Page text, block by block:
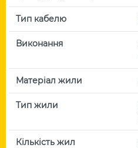
Тип кабелю
Виконання
Матеріал жили
Тип жили
Кількість жил